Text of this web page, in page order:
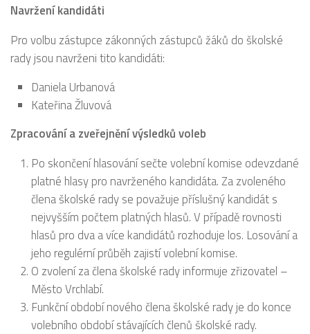
Navržení kandidáti
Pro volbu zástupce zákonných zástupců žáků do školské
rady jsou navrženi tito kandidáti:
Daniela Urbanová
Kateřina Žluvová
Zpracování a zveřejnění výsledků voleb
Po skončení hlasování sečte volební komise odevzdané
platné hlasy pro navrženého kandidáta. Za zvoleného
člena školské rady se považuje příslušný kandidát s
nejvyšším počtem platných hlasů. V případě rovnosti
hlasů pro dva a více kandidátů rozhoduje los. Losování a
jeho regulérní průběh zajistí volební komise.
O zvolení za člena školské rady informuje zřizovatel –
Město Vrchlabí.
Funkční období nového člena školské rady je do konce
volebního období stávajících členů školské rady.